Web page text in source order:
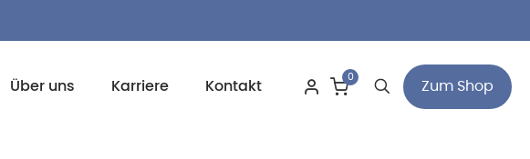
Über uns Karriere Kontakt
0
Zum Shop